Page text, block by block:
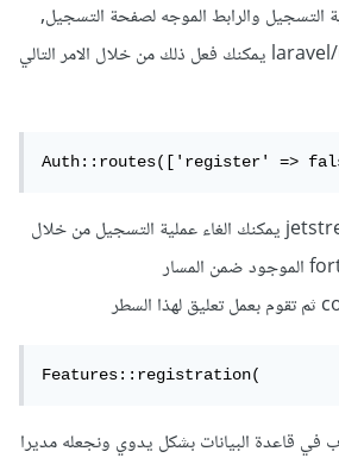
التسجيل والرابط الموجه لصفحة التسجيل,
اذا كنت تستخدم حزمة laravel/ui يمكنك فعل ذلك من خلال الامر التالي
Auth::routes(['register' =>
أما اذا كنت تستخدم jetstream يمكنك الغاء عملية التسجيل من خلال
الذهاب الى ملف fortify.php الموجود ضمن المسار
Features::registration(
في قاعدة البيانات بشكل يدوي ونجعله مديرا